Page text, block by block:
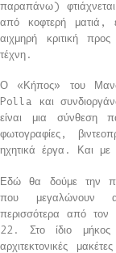
παραπάνω)
από κοφτερή ματιά,
αιχμηρή κριτική
τέχνη.
Ο «Κήπος» του
Polla και
είναι μια σύνθεση
φωτογραφίες,
ηχητικά έργα. Και
Εδώ θα δούμε την
που μεγαλώνουν
περισσότερα από
22. Στο ίδιο
αρχιτεκτονικές